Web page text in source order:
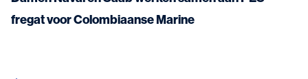
fregat voor Colombiaanse Marine